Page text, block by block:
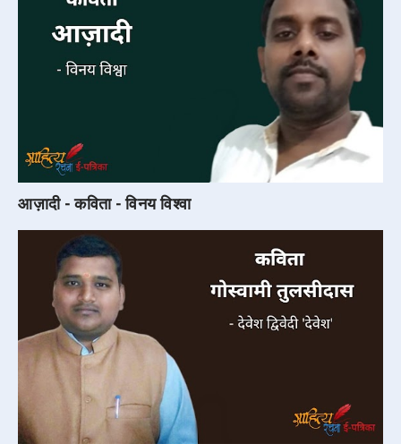
आज़ादी - कविता - विनय विश्वा